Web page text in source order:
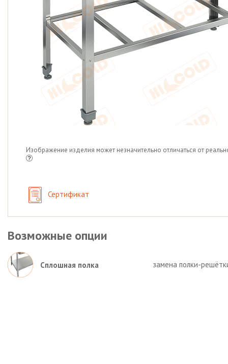
Изображение изделия может незначительно отличаться от
Сертификат
Возможные опции
Сплошная полка замена полки-